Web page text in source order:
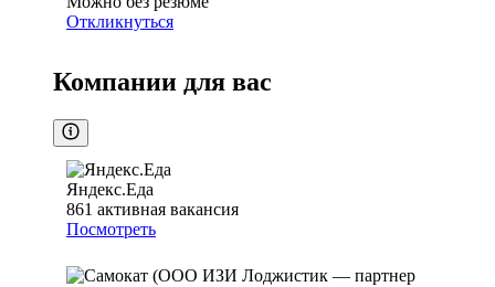
Откликнуться
Компании для вас
Яндекс.Еда
861 активная вакансия
Посмотреть